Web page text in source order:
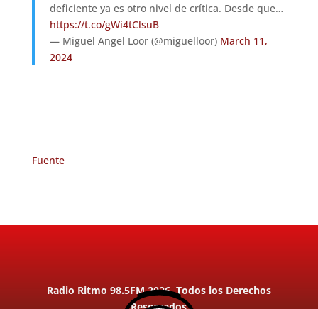
deficiente ya es otro nivel de crítica. Desde que…
https://t.co/gWi4tClsuB
— Miguel Angel Loor (@miguelloor) March 11,
2024
Fuente
Radio Ritmo 98.5FM 2026. Todos los Derechos